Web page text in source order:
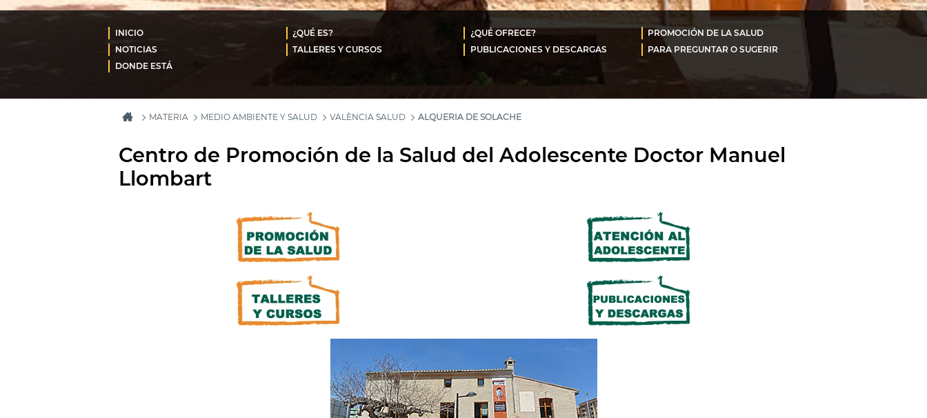
INICIO ¿QUÉ ES? ¿QUÉ OFRECE?
PROMOCIÓN DE LA SALUD
NOTICIAS
TALLERES Y CURSOS PUBLICACIONES Y DESCARGAS
PARA PREGUNTAR O SUGERIR
DONDE ESTÁ
MATERIA MEDIO AMBIENTE Y SALUD VALÈNCIA SALUD ALQUERIA DE SOLACHE
Centro de Promoción de la Salud del Adolescente Doctor Manuel
Llombart